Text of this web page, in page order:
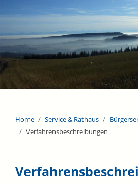
Home Service & Rathaus
Verfahrensbeschreibungen